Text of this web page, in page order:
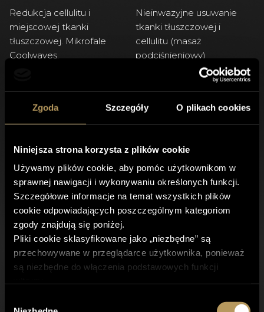
Zgoda Szczegóły O plikach cookies
Niniejsza strona korzysta z plików cookie
Używamy plików cookie, aby pomóc użytkownikom w
sprawnej nawigacji i wykonywaniu określonych funkcji.
Szczegółowe informacje na temat wszystkich plików
cookie odpowiadających poszczególnym kategoriom
zgody znajdują się poniżej.
Pliki cookie sklasyfikowane jako „niezbędne” są
przechowywane w przeglądarce użytkownika, ponieważ
są niezbędne do włączenia podstawowych funkcji
pomagają nam analizować sposób korzystania ze strony
Redukcja cellulitu i
miejscowej tkanki
tłuszczowej. Mikrofale
Coolwaves.
Nieinwazyjne usuwanie
tkanki tłuszczowej i
cellulitu (masaż
podciśnieniowy)
Dowiedz się więcej
HIFU ULTRAFORMER III
Najmocniejszy,
bezinwazyjny lifting twarzy i
ciała, redukcja zmarszczek,
odmłodzenie.
Dowiedz się więcej
SCHWARZY
Kształtowanie mięśni,
tłuszczowej
Dowiedz się więcej